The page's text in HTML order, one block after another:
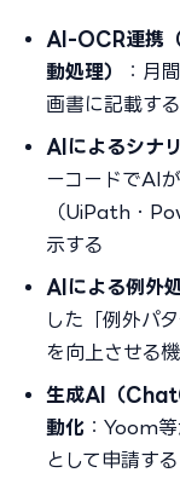
AI-OCR連携
動処理）
：月
画書に記載す
AIによるシナ
ーコードでAI
（UiPath・
示する
AIによる例外
した「例外パ
を向上させる
生成AI（
動化 ：Yoom
として申請する